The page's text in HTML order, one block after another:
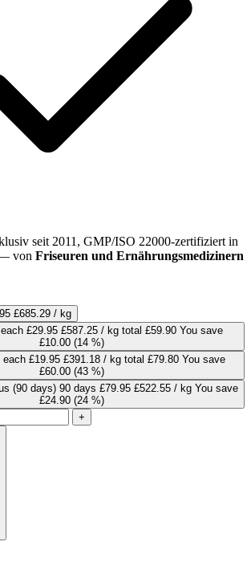
seit 2011, GMP/ISO 22000-zertifiziert in
von Friseuren und Ernährungsmedizinern
£685.29 / kg
each £29.95 £587.25 / kg total £59.90 You save
£10.00 (14 %)
each £19.95 £391.18 / kg total £79.80 You save
£60.00 (43 %)
(90 days) 90 days £79.95 £522.55 / kg You save
£24.90 (24 %)
+